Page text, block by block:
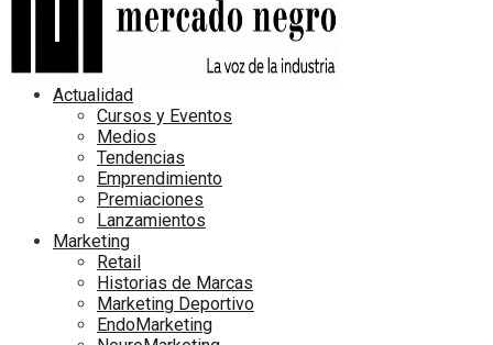
Actualidad
Cursos y Eventos
Medios
Tendencias
Emprendimiento
Premiaciones
Lanzamientos
Marketing
Retail
Historias de Marcas
Marketing Deportivo
EndoMarketing